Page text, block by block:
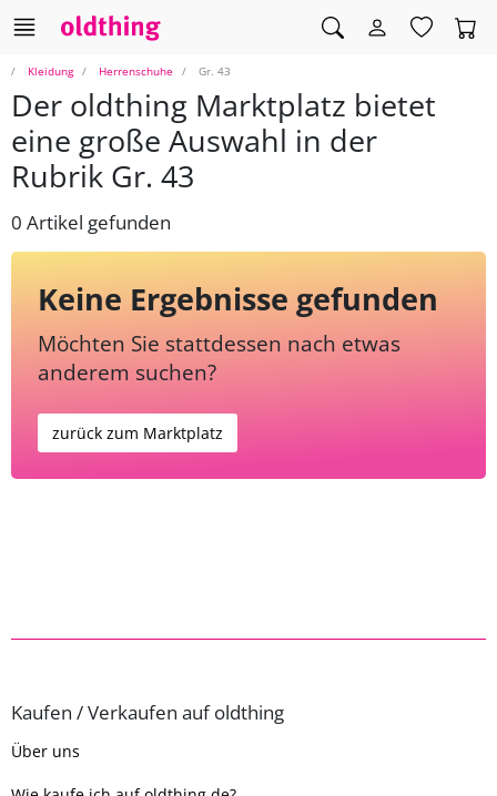
Kleidung Herrenschuhe Gr. 43
Der oldthing Marktplatz bietet
eine große Auswahl in der
Rubrik Gr. 43
0 Artikel gefunden
Keine Ergebnisse gefunden
Möchten Sie stattdessen nach etwas
anderem suchen?
zurück zum Marktplatz
Kaufen / Verkaufen auf oldthing
Über uns